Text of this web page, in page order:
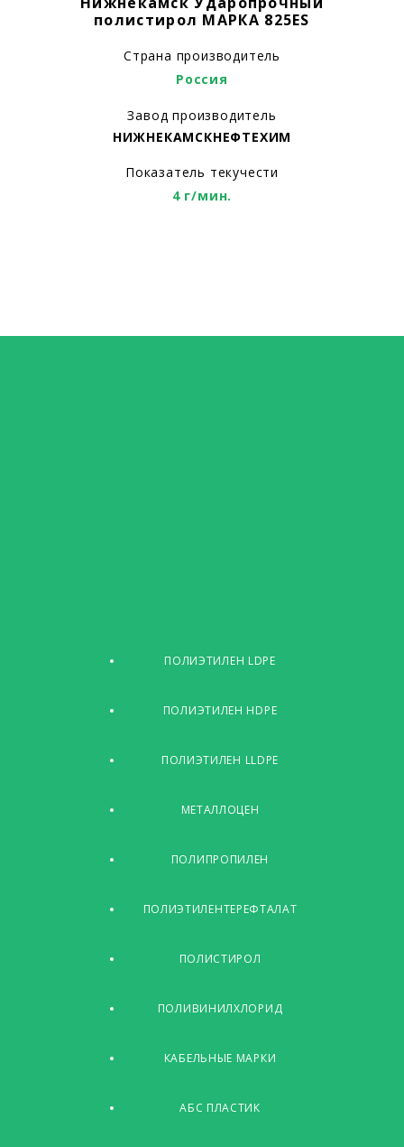
полистирол МАРКА 825ЕS
Страна производитель
Россия
Завод производитель
НИЖНЕКАМСКНЕФТЕХИМ
Показатель текучести
4 г/мин.
ПОЛИЭТИЛЕН LDPE
ПОЛИЭТИЛЕН HDPE
ПОЛИЭТИЛЕН LLDPE
МЕТАЛЛОЦЕН
ПОЛИПРОПИЛЕН
ПОЛИЭТИЛЕНТЕРЕФТАЛАТ
ПОЛИСТИРОЛ
ПОЛИВИНИЛХЛОРИД
КАБЕЛЬНЫЕ МАРКИ
АБС ПЛАСТИК